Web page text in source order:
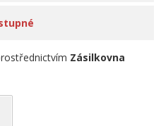
Zásilkovna